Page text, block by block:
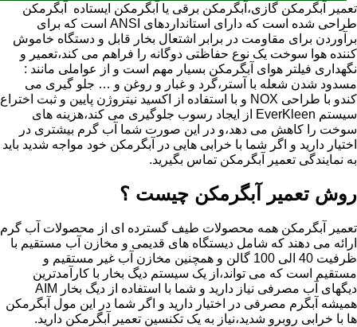
تعمیر آبگرمکن گازی،آبگرمکن برقی یا آبگرمکن ایستاده ​ آبگرمکن
طراحی شده است که دارای استانداردهای ANSI است که برای
برآوردن برای مقاومت در برابر اشتعال بخار قابل و دستگاه خاموش
کننده هوا سوخت یک نوع حفاظتی دوگانه را فراهم می کند،تعمیر و
نگهداری فیلتر هوای آبگرمکن بسیار مهم است و از عواملی مانند :
مسدود شدن شعله با آستر،گرد و غبار و روغن و … جلو گیری می
کندو با طراحی NOX و با استفاده از اکسید نیتروژن پایین و ثبت اختراع
سیستم EverKleen از ایجاد رسوب جلوگیری می کند،هزینه های
سوخت را کاهش می دهد،و در این صورت شما آب گرم بیشتری در
اختیار دارید و اگر شما با خرابی هایی در آبگرمکن خود مواجه شدید باید
به نمایندگی تعمیر آبگرمکن تماس بگیرید.
روش تعمیر آبگرمکن چیست ؟
تعمیر آبگرمکن همه محصولات طیف گسترده ای از محصولات آب گرم
ارائه می دهند که شامل دیستگاه های قدیمی و مخازن آب مستقیم با
ظرفیت 40 الی 100 گالن و همچنین مخازن آب غیر مستقیم و
مستقیم است که می تواند،از یک سیستم دیگ بخار با کارآمدترین
دیگهای آب مصرفی نیاز دارید و شما با استفاده از دیگ بخار AIM
همیشه آبگرم مصرفی در اختیار دارید و اگر شما در این مول آبگرمکن
ها با خرابی روبرو شدید،نیاز به یک تکنسین تعمیر آبگرمکن دارید.